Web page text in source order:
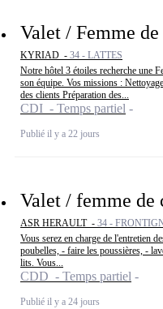
Valet / Femme
KYRIAD - 34 - LATTES
Notre hôtel 3 étoiles recherche une
son équipe. Vos missions :
des clients Préparation des...
CDI - Temps partiel
Publié il y a 22 jours
Valet / femme de
ASR HERAULT - 34 -
Vous serez en charge de l'entretien
poubelles, - faire les poussières, -
lits. Vous...
CDD - Temps partiel
Publié il y a 24 jours